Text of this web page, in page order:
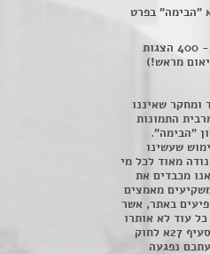
"הבימה" בפרט
חדר הצפייה מרווח ובו ניתן לצפות ב- 400 הצגות
מראש!)
ומחקר שאיננו
התמונות
"הבימה".
שעשינו
מאוד לכל מי
מכבדים את
מאמצים
באתר, אשר
כל עוד לא אותרו
בעלי הזכויות, השימוש נעשה על פי סעיף 27א לחוק
2007. אם לדעתכם נפגעה